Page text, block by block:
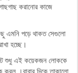
করানোর কাজে
এমনি পড়ে থাকত সেগুলো
হচ্ছে।
শুধু এই কয়েকজন লোককে